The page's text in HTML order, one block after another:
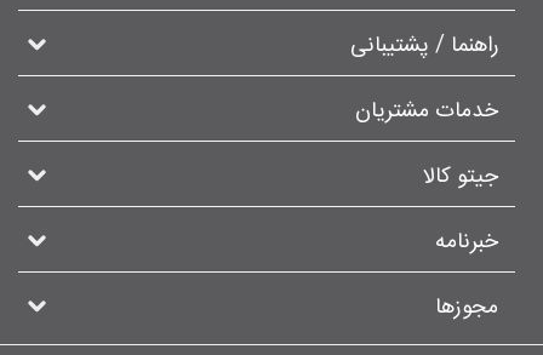
راهنما / پشتیبانی
خدمات مشتریان
جیتو کالا
خبرنامه
مجوزها